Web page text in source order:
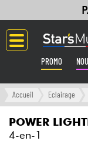
PROMO
Langue
Guitares &
Accueil Eclairage
POWER
4-en-1